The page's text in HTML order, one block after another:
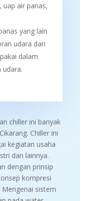
uap air panas,
yang lain
udara dari
dalam
udara.
chiller ini banyak
Chiller ini
kegiatan usaha
dan lainnya.
dengan prinsip
kompresi
sistem